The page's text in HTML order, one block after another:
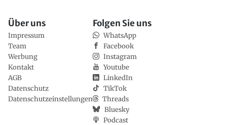
Über uns
Impressum
Team
Werbung
Kontakt
AGB
Datenschutz
Datenschutzeinstellungen
Folgen Sie uns
WhatsApp
Facebook
Instagram
Youtube
LinkedIn
TikTok
Threads
Bluesky
Podcast